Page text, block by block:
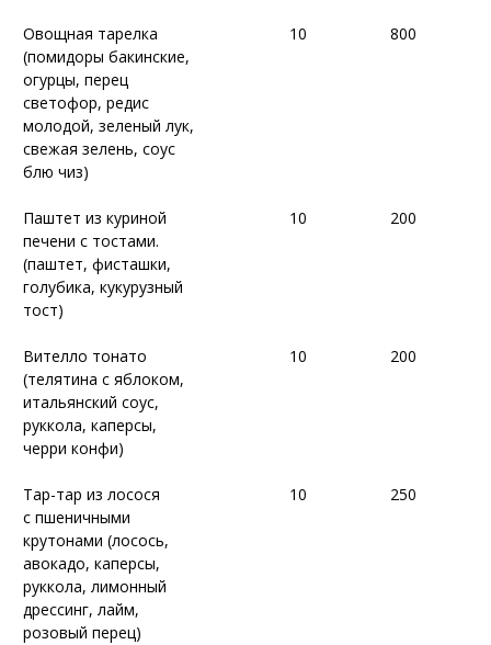
Овощная тарелка
(помидоры бакинские,
огурцы, перец
светофор, редис
молодой, зеленый лук,
свежая зелень, соус
блю чиз)
10 800
Паштет из куриной
печени с тостами.
(паштет, фисташки,
голубика, кукурузный
тост)
10 200
Вителло тонато
(телятина c яблоком,
итальянский соус,
руккола, каперсы,
черри конфи)
10 200
Тар-тар из лосося
с пшеничными
крутонами (лосось,
авокадо, каперсы,
руккола, лимонный
дрессинг, лайм,
розовый перец)
10 250
Овощная тарелка
(помидоры бакинские,
огурцы, перец
светофор, редис
молодой, зеленый лук,
свежая зелень, соус
блю чиз)
10 800
Паштет из куриной
печени с тостами.
(паштет, фисташки,
голубика, кукурузный
тост)
10 200
Вителло тонато
(телятина c яблоком,
итальянский соус,
руккола, каперсы,
черри конфи)
10 200
Тар-тар из лосося
с пшеничными
крутонами (лосось,
авокадо, каперсы,
руккола, лимонный
дрессинг, лайм,
розовый перец)
10 250